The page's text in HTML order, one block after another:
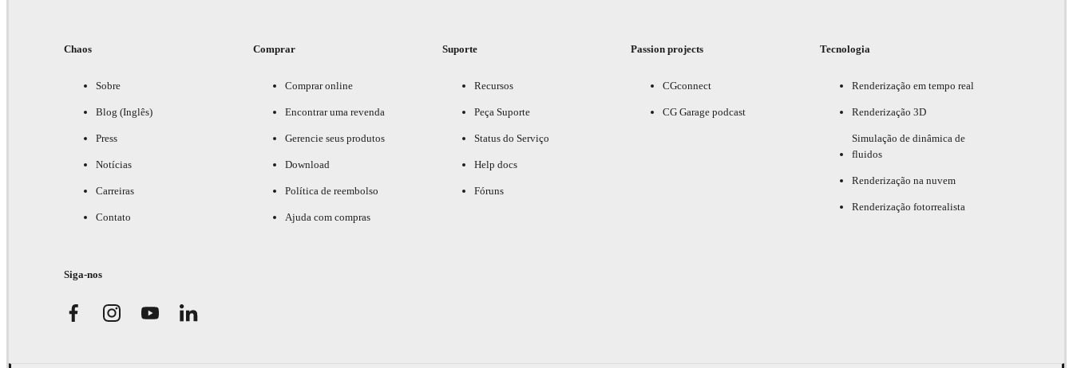
Chaos
Sobre
Blog (Inglês)
Press
Notícias
Carreiras
Contato
Comprar
Comprar online
Encontrar uma revenda
Gerencie seus produtos
Download
Política de reembolso
Ajuda com compras
Suporte
Recursos
Peça Suporte
Status do Serviço
Help docs
Fóruns
Passion projects
CGconnect
CG Garage podcast
Tecnologia
Renderização em tempo real
Renderização 3D
Simulação de dinâmica de
fluidos
Renderização na nuvem
Renderização fotorrealista
Siga-nos